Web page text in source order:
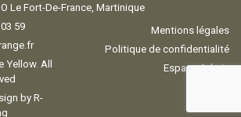
Le Fort-De-France, Martinique
59
All
by R-
Mentions légales
Politique de confidentialité
Espace Admin